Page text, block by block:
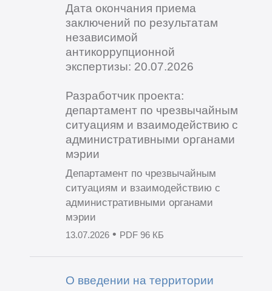
Дата окончания приема
заключений по результатам
независимой
антикоррупционной
экспертизы: 20.07.2026
Разработчик проекта:
департамент по чрезвычайным
ситуациям и взаимодействию с
административными органами
мэрии
Департамент по чрезвычайным
ситуациям и взаимодействию с
административными органами
мэрии
13.07.2026• PDF 96 КБ
О введении на территории